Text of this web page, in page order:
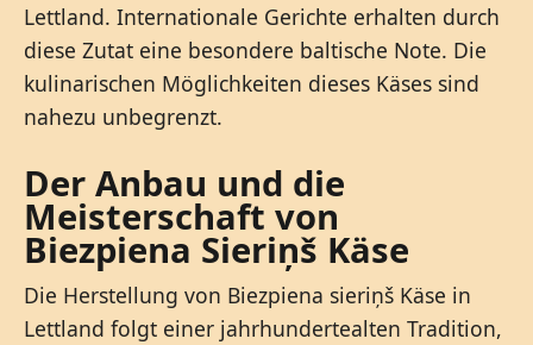
Lettland. Internationale Gerichte erhalten durch
diese Zutat eine besondere baltische Note. Die
kulinarischen Möglichkeiten dieses Käses sind
nahezu unbegrenzt.
Der Anbau und die
Meisterschaft von
Biezpiena Sieriņš Käse
Die Herstellung von Biezpiena sieriņš Käse in
Lettland folgt einer jahrhundertealten Tradition,